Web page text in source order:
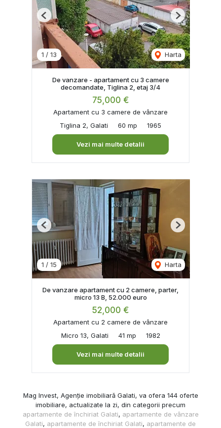
1 / 13 Harta
Previous Next
De vanzare - apartament cu 3 camere
decomandate, Tiglina 2, etaj 3/4
75,000 €
Apartament cu 3 camere de vânzare
Tiglina 2, Galati
60 mp 1965
Vezi mai multe detalii
1 / 15 Harta
Previous Next
De vanzare apartament cu 2 camere, parter,
micro 13 B, 52.000 euro
52,000 €
Apartament cu 2 camere de vânzare
Micro 13, Galati
41 mp 1982
Vezi mai multe detalii
Mag Invest, Agenție imobiliară Galati, va ofera 144 oferte
imobiliare, actualizate la zi, din categorii precum
apartamente de închiriat Galati, apartamente de vânzare
Galati, apartamente de închiriat Galati, apartamente de